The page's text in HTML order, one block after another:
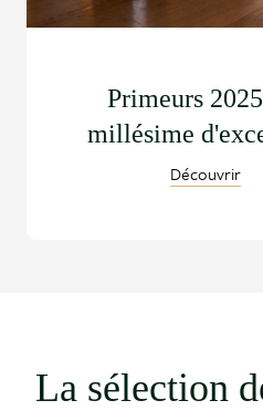
Primeurs
millésime
Découvrir
La sélection